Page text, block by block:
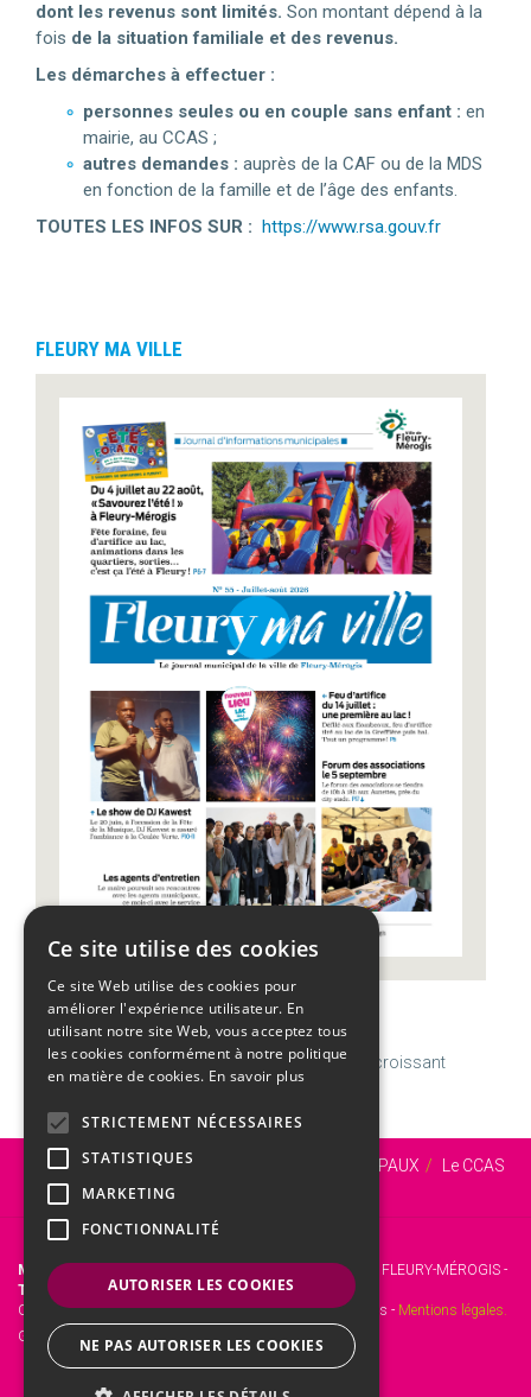
dont les revenus sont limités. Son montant dépend à la
fois de la situation familiale et des revenus.
Les démarches à effectuer :
personnes seules ou en couple sans enfant : en
mairie, au CCAS ;
autres demandes : auprès de la CAF ou de la MDS
en fonction de la famille et de l’âge des enfants.
TOUTES LES INFOS SUR : https://www.rsa.gouv.fr
FLEURY MA VILLE
CALENDRIER
Vendredi07AoûtSemaine 32 | GaétanVDernier croissant
Vous êtes ici : Accueil SERVICES MUNICIPAUX
Le CCAS
Le dispositif RSA
Mairie de Fleury-Mérogis
- 12 Rue Roger Clavier, 91700 FLEURY-MÉROGIS -
Tél. :
01 69 46 72 00 -Fax : 01 60 15 45 31.
Copyright © 2017 Site officiel de la mairie de Fleury-Mérogis - Mentions légales.
Gestion web :
Ce site utilise des cookies
Ce site Web utilise des cookies pour
améliorer l'expérience utilisateur. En
utilisant notre site Web, vous acceptez tous
les cookies conformément à notre politique
en matière de cookies. En savoir plus
STRICTEMENT NÉCESSAIRES
STATISTIQUES
MARKETING
FONCTIONNALITÉ
AUTORISER LES COOKIES
NE PAS AUTORISER LES COOKIES